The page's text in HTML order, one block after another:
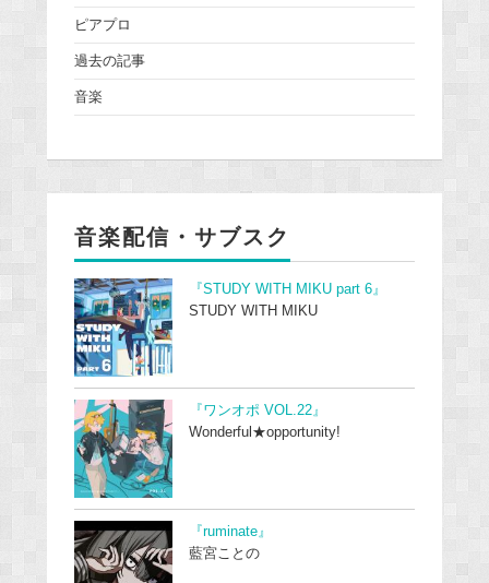
ピアプロ
過去の記事
音楽
音楽配信・サブスク
『STUDY WITH MIKU part 6』
STUDY WITH MIKU
『ワンオポ VOL.22』
Wonderful★opportunity!
『ruminate』
藍宮ことの